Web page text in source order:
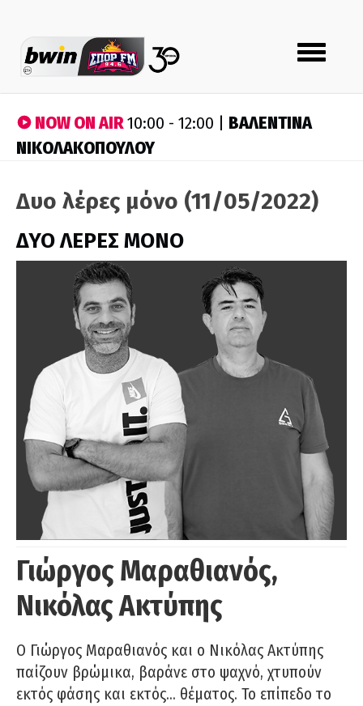
Toggle
navigation
NOW ON AIR10:00 - 12:00 | ΒΑΛΕΝΤΙΝΑ
ΝΙΚΟΛΑΚΟΠΟΥΛΟΥ
Δυο λέρες μόνο (11/05/2022)
ΔΥΟ ΛΕΡΕΣ ΜΟΝΟ
Γιώργος Μαραθιανός,
Νικόλας Ακτύπης
Ο Γιώργος Μαραθιανός και ο Νικόλας Ακτύπης
παίζουν βρώμικα, βαράνε στο ψαχνό, χτυπούν
εκτός φάσης και εκτός… θέματος. Το επίπεδο το